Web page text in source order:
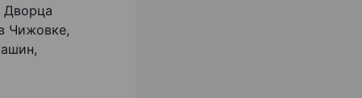
Дворца
Чижовке,